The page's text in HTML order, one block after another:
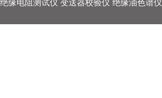
绝缘电阻测试仪 变送器校验仪 绝缘油色谱仪